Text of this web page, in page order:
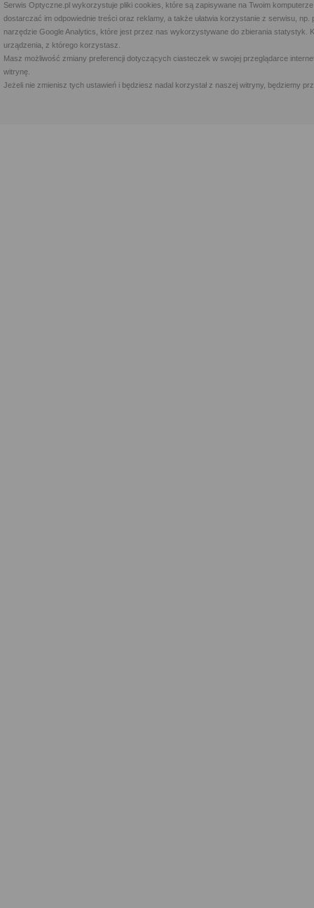
Serwis Optyczne.pl wykorzystuje pliki cookies, które są zapisywane na Twoim
dostarczać im odpowiednie treści oraz reklamy, a także ułatwia korzystanie z serwisu,
narzędzie Google Analytics, które jest przez nas wykorzystywane do zbierania statystyk.
urządzenia, z którego korzystasz.
Masz możliwość zmiany preferencji dotyczących ciasteczek w swojej przeglądarce
witrynę.
Jeżeli nie zmienisz tych ustawień i będziesz nadal korzystał z naszej witryny, będziemy